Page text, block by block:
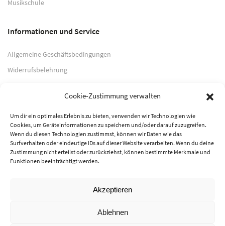
Cookie-Zustimmung verwalten
Um dir ein optimales Erlebnis zu bieten, verwenden wir Technologien wie
Cookies, um Geräteinformationen zu speichern und/oder darauf zuzugreifen.
Wenn du diesen Technologien zustimmst, können wir Daten wie das
Surfverhalten oder eindeutige IDs auf dieser Website verarbeiten. Wenn du deine
Zustimmung nicht erteilst oder zurückziehst, können bestimmte Merkmale und
Funktionen beeinträchtigt werden.
Akzeptieren
Ablehnen
Musikschule
Informationen und Service
Allgemeine Geschäftsbedingungen
Widerrufsbelehrung
Datenschutzerklärung
Zahlungsarten
PayPal